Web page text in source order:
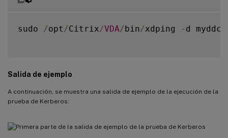
sudo /opt /Citrix/VDA/bin/xdping - d myddc
Salida de ejemplo
A continuación, se muestra una salida de ejemplo de la ejecución de la
prueba de Kerberos: